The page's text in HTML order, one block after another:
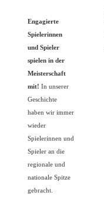
Engagierte
Spielerinnen
und Spieler
spielen in der
Meisterschaft
mit! In unserer
Geschichte
haben wir immer
wieder
Spielerinnen und
Spieler an die
regionale und
nationale Spitze
gebracht.